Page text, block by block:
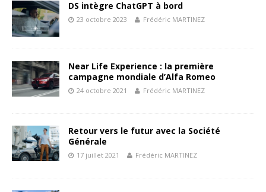
DS intègre ChatGPT à bord
23 octobre 2023 Frédéric MARTINEZ
Near Life Experience : la première
campagne mondiale d’Alfa Romeo
24 octobre 2021 Frédéric MARTINEZ
Retour vers le futur avec la Société
Générale
17 juillet 2021 Frédéric MARTINEZ